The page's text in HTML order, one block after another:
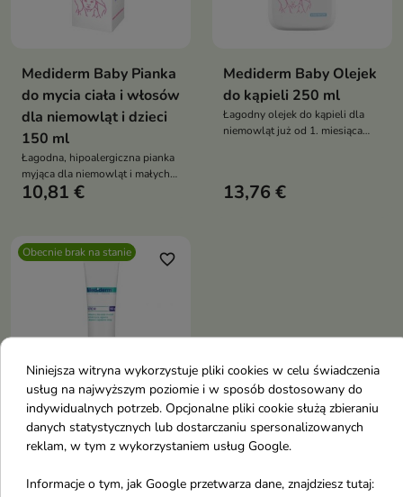
Mediderm Baby Pianka
do mycia ciała i włosów
dla niemowląt i dzieci
150 ml
Łagodna, hipoalergiczna pianka
myjąca dla niemowląt i małych
dzieci, która delikatnie
atopowej i alergicznej
10,81 €
Mediderm Baby Olejek
do kąpieli 250 ml
Łagodny olejek do kąpieli dla
niemowląt już od 1. miesiąca
przed utratą wilgoci — idealny
13,76 €
Obecnie brak na stanie favorite_border
Mediderm Krem 100 g
dermatologiczny do pielęgnacji
skóry zmienionej chorobowo w
Niniejsza witryna wykorzystuje pliki cookies w celu świadczenia
usług na najwyższym poziomie i w sposób dostosowany do
indywidualnych potrzeb. Opcjonalne pliki cookie służą zbieraniu
danych statystycznych lub dostarczaniu spersonalizowanych
reklam, w tym z wykorzystaniem usług Google.
Informacje o tym, jak Google przetwarza dane, znajdziesz tutaj: